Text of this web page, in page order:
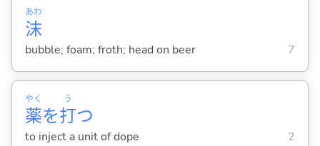
沫
あわ
bubble; foam; froth; head on beer 7
薬
やく
を打
う
つ
to inject a unit of dope 2